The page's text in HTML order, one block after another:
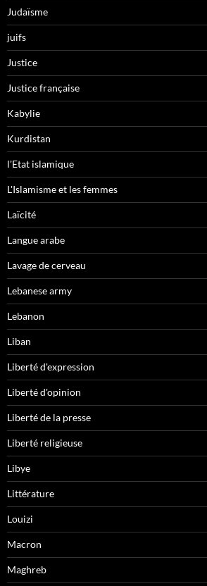
Judaïsme
juifs
Justice
Justice française
Kabylie
Kurdistan
l'Etat islamique
L'Islamisme et les femmes
Laïcité
Langue arabe
Lavage de cerveau
Lebanese army
Lebanon
Liban
Liberté d'expression
Liberté d'opinion
Liberté de la presse
Liberté religieuse
Libye
Littérature
Louizi
Macron
Maghreb